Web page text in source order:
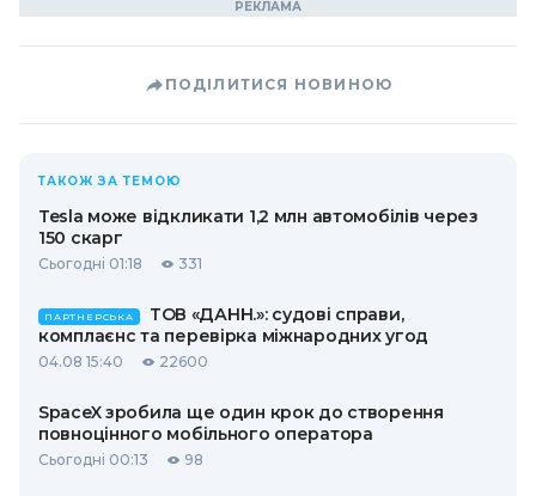
ПОДІЛИТИСЯ НОВИНОЮ
ТАКОЖ ЗА ТЕМОЮ
Tesla може відкликати 1,2 млн автомобілів через
150 скарг
Сьогодні 01:18 331
ПАРТНЕРСЬКА
ТОВ «ДАНН.»: судові справи,
комплаєнс та перевірка міжнародних угод
04.08 15:40 22600
SpaceX зробила ще один крок до створення
повноцінного мобільного оператора
Сьогодні 00:13 98